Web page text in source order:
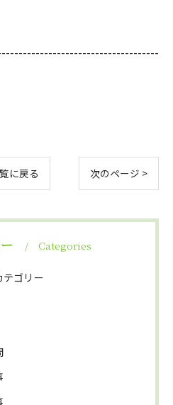
に戻る 次のページ >
Categories
テゴリー